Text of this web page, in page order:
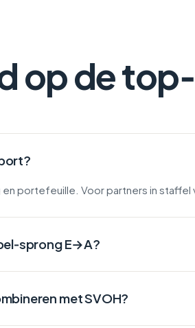
op de
portefeuille. Voor partners in staffel
E→A?
met SVOH?